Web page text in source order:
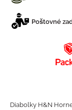
Poštovné
Diabolky H&N